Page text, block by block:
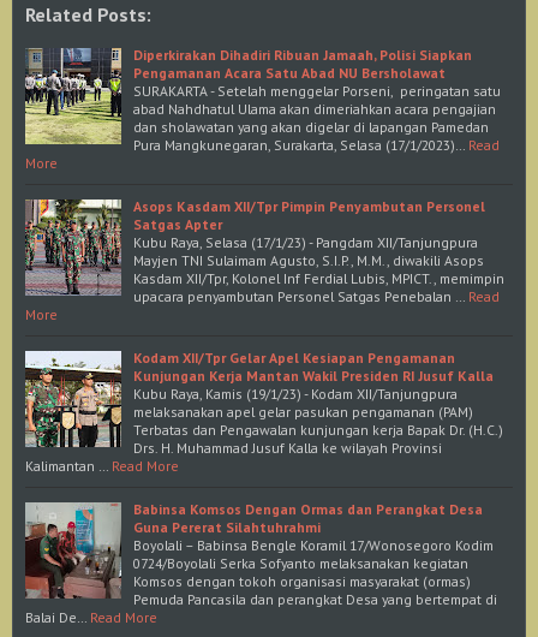
Related Posts:
Diperkirakan Dihadiri Ribuan Jamaah, Polisi Siapkan
Pengamanan Acara Satu Abad NU Bersholawat
SURAKARTA - Setelah menggelar Porseni, peringatan satu
abad Nahdhatul Ulama akan dimeriahkan acara pengajian
dan sholawatan yang akan digelar di lapangan Pamedan
Pura Mangkunegaran, Surakarta, Selasa (17/1/2023)…
Read
More
Asops Kasdam XII/Tpr Pimpin Penyambutan Personel
Satgas Apter
Kubu Raya, Selasa (17/1/23) - Pangdam XII/Tanjungpura
Mayjen TNI Sulaimam Agusto, S.I.P., M.M., diwakili Asops
Kasdam XII/Tpr, Kolonel Inf Ferdial Lubis, MPICT., memimpin
upacara penyambutan Personel Satgas Penebalan …
Read
More
Kodam XII/Tpr Gelar Apel Kesiapan Pengamanan
Kunjungan Kerja Mantan Wakil Presiden RI Jusuf Kalla
Kubu Raya, Kamis (19/1/23) - Kodam XII/Tanjungpura
melaksanakan apel gelar pasukan pengamanan (PAM)
Terbatas dan Pengawalan kunjungan kerja Bapak Dr. (H.C.)
Drs. H. Muhammad Jusuf Kalla ke wilayah Provinsi
Kalimantan …
Read More
Babinsa Komsos Dengan Ormas dan Perangkat Desa
Guna Pererat Silahtuhrahmi
Boyolali – Babinsa Bengle Koramil 17/Wonosegoro Kodim
0724/Boyolali Serka Sofyanto melaksanakan kegiatan
Komsos dengan tokoh organisasi masyarakat (ormas)
Pemuda Pancasila dan perangkat Desa yang bertempat di
Balai De…
Read More